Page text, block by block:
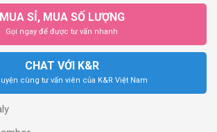
MUA SỈ, MUA SỐ LƯỢNG
Gọi ngay để được tư vấn nhanh
CHAT VỚI K&R
cùng tư vấn viên của K&R Việt Nam